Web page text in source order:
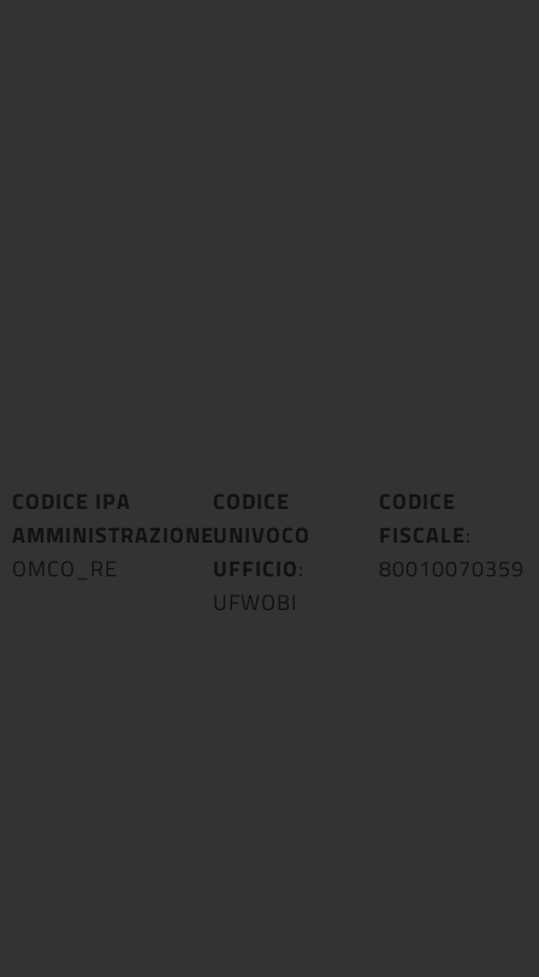
CODICE IPA
AMMINISTRAZIONE:
OMCO_RE
CODICE
UNIVOCO
UFFICIO:
UFWOBI
CODICE
FISCALE:
80010070359